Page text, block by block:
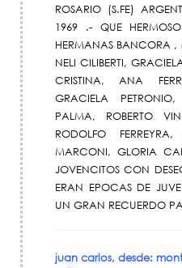
ROSARIO (S.FE)
1969 .- QUE
HERMANAS BANCORA ,
NELI CILIBERTI,
CRISTINA, ANA
GRACIELA
PALMA, ROBERTO
RODOLFO
MARCONI, GLORIA
JOVENCITOS CON
ERAN EPOCAS DE
UN GRAN RECUERDO
juan carlos, desde: